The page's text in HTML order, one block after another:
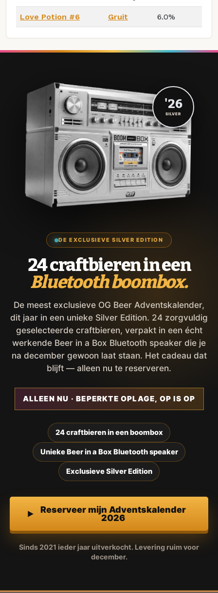
Love Potion #6 Gruit 6.0%
DE EXCLUSIEVE SILVER EDITION
24 craftbieren in een
Bluetooth boombox.
De meest exclusieve OG Beer Adventskalender,
dit jaar in een unieke Silver Edition. 24 zorgvuldig
geselecteerde craftbieren, verpakt in een écht
werkende Beer in a Box Bluetooth speaker die je
na december gewoon laat staan. Het cadeau dat
blijft — alleen nu te reserveren.
ALLEEN NU · BEPERKTE OPLAGE, OP IS OP
24 craftbieren in een boombox
Unieke Beer in a Box Bluetooth speaker
Exclusieve Silver Edition
Reserveer mijn Adventskalender
2026
Sinds 2021 ieder jaar uitverkocht. Levering ruim voor
december.
'26
SILVER